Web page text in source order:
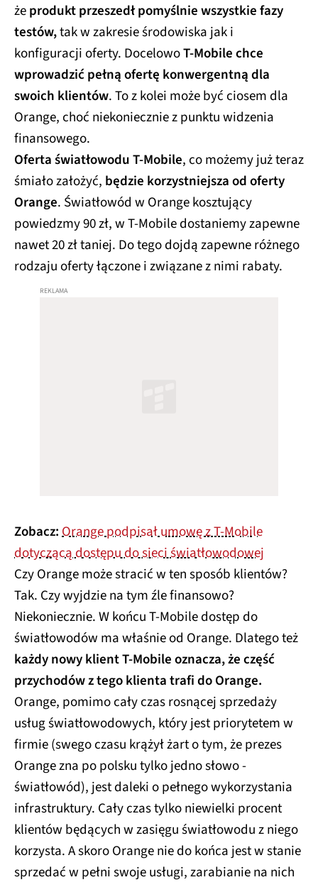
żeprodukt przeszedł pomyślnie wszystkie fazy
testów,tak w zakresie środowiska jak i
konfiguracji oferty. DocelowoT-Mobile chce
wprowadzić pełną ofertę konwergentną dla
swoich klientów. To z kolei może być ciosem dla
Orange, choć niekoniecznie z punktu widzenia
finansowego.
Oferta światłowodu T-Mobile, co możemy już teraz
śmiało założyć, będzie korzystniejsza od oferty
Orange. Światłowód w Orange kosztujący
powiedzmy 90 zł, w T-Mobile dostaniemy zapewne
nawet 20 zł taniej. Do tego dojdą zapewne różnego
rodzaju oferty łączone i związane z nimi rabaty.
Zobacz:Orange podpisał umowę z T-Mobile
dotyczącą dostępu do sieci światłowodowej
Czy Orange może stracić w ten sposób klientów?
Tak. Czy wyjdzie na tym źle finansowo?
Niekoniecznie. W końcu T-Mobile dostęp do
światłowodów ma właśnie od Orange. Dlatego też
każdy nowy klient T-Mobile oznacza, że część
przychodów z tego klienta trafi do Orange.
Orange, pomimo cały czas rosnącej sprzedaży
usług światłowodowych, który jest priorytetem w
firmie (swego czasu krążył żart o tym, że prezes
Orange zna po polsku tylko jedno słowo -
światłowód), jest daleki o pełnego wykorzystania
infrastruktury. Cały czas tylko niewielki procent
klientów będących w zasięgu światłowodu z niego
korzysta. A skoro Orange nie do końca jest w stanie
sprzedać w pełni swoje usługi, zarabianie na nich